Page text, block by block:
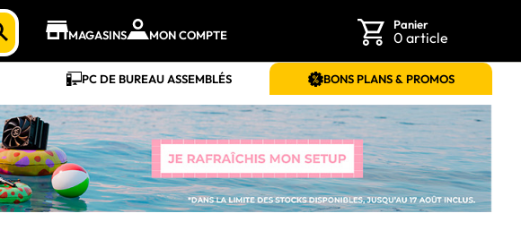
MAGASINS MON COMPTE
Panier
0 article
PC DE BUREAU ASSEMBLÉS BONS PLANS & PROMOS